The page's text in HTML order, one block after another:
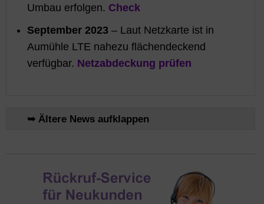
Umbau erfolgen. Check
September 2023 – Laut Netzkarte ist in
Aumühle LTE nahezu flächendeckend
verfügbar. Netzabdeckung prüfen
➥ Ältere News aufklappen